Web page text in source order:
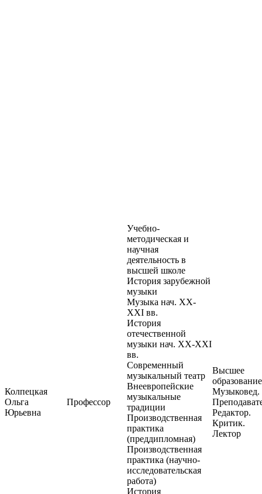
Колпецкая
Ольга
Юрьевна
Профессор
Учебно-
методическая и
научная
деятельность в
высшей школе
История зарубежной
музыки
Музыка нач. XX-
XXI вв.
История
отечественной
музыки нач. XX-XXI
вв.
Современный
музыкальный театр
Внеевропейские
музыкальные
традиции
Производственная
практика
(преддипломная)
Производственная
практика (научно-
исследовательская
работа)
История
Высшее
Музыковед.
Редактор.
Критик.
Лектор